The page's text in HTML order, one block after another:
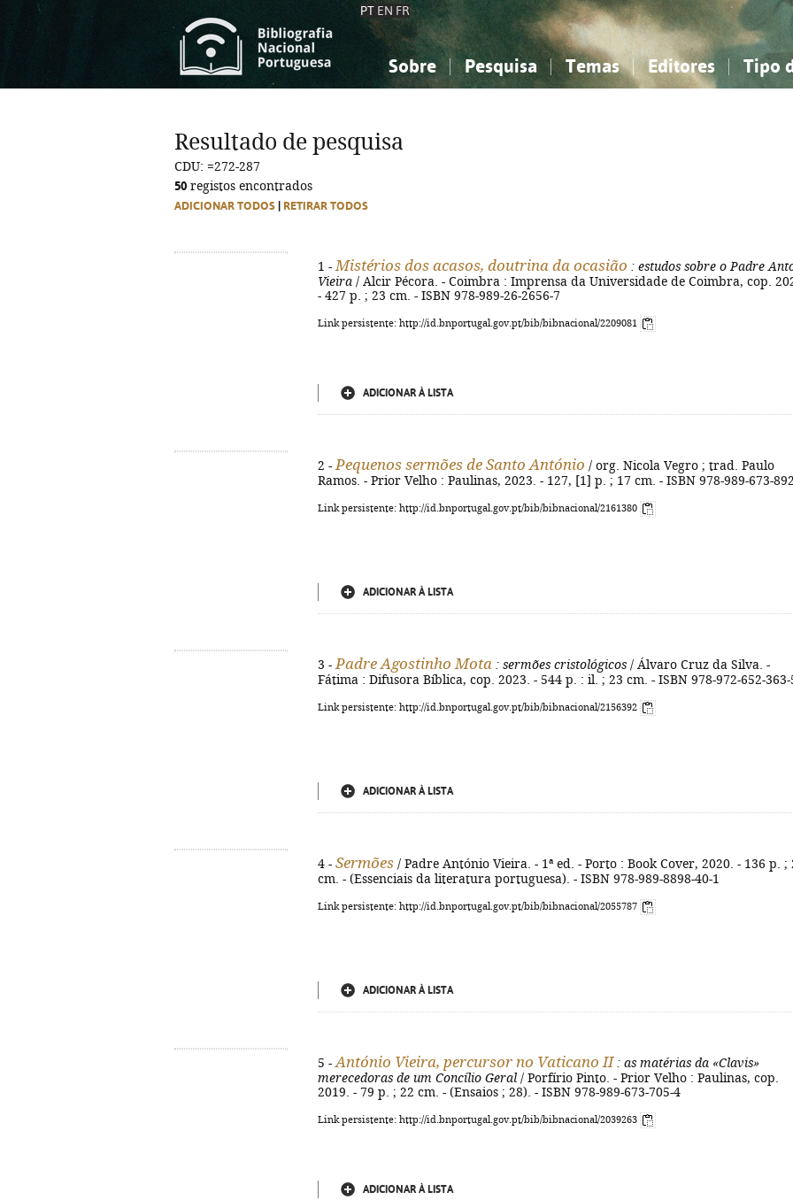
PT EN FR
Sobre Pesquisa Temas
Ciências sociais...
Editores Tipo
Ciências sociais...
Resultado de pesquisa
CDU: =272-287
50 registos encontrados
ADICIONAR TODOS RETIRAR TODOS
1 - Mistérios dos acasos, doutrina da ocasião : estudos sobre o Padre
Vieira / Alcir Pécora. - Coimbra : Imprensa da Universidade de Coimbra, cop.
- 427 p. ; 23 cm. - ISBN 978-989-26-2656-7
Link persistente: http://id.bnportugal.gov.pt/bib/bibnacional/2209081
ADICIONAR À LISTA
2 - Pequenos sermões de Santo António / org. Nicola Vegro ; trad. Paulo
Ramos. - Prior Velho : Paulinas, 2023. - 127, [1] p. ; 17 cm. - ISBN 978-989-673-
Link persistente: http://id.bnportugal.gov.pt/bib/bibnacional/2161380
ADICIONAR À LISTA
3 - Padre Agostinho Mota : sermões cristológicos / Álvaro Cruz da Silva. -
Fátima : Difusora Bíblica, cop. 2023. - 544 p. : il. ; 23 cm. - ISBN 978-972-652-363-
Link persistente: http://id.bnportugal.gov.pt/bib/bibnacional/2156392
ADICIONAR À LISTA
4 - Sermões / Padre António Vieira. - 1ª ed. - Porto : Book Cover, 2020. - 136 p. ;
cm. - (Essenciais da literatura portuguesa). - ISBN 978-989-8898-40-1
Link persistente: http://id.bnportugal.gov.pt/bib/bibnacional/2055787
ADICIONAR À LISTA
5 - António Vieira, percursor no Vaticano II : as matérias da «Clavis»
merecedoras de um Concílio Geral / Porfírio Pinto. - Prior Velho : Paulinas, cop.
2019. - 79 p. ; 22 cm. - (Ensaios ; 28). - ISBN 978-989-673-705-4
Link persistente: http://id.bnportugal.gov.pt/bib/bibnacional/2039263
ADICIONAR À LISTA